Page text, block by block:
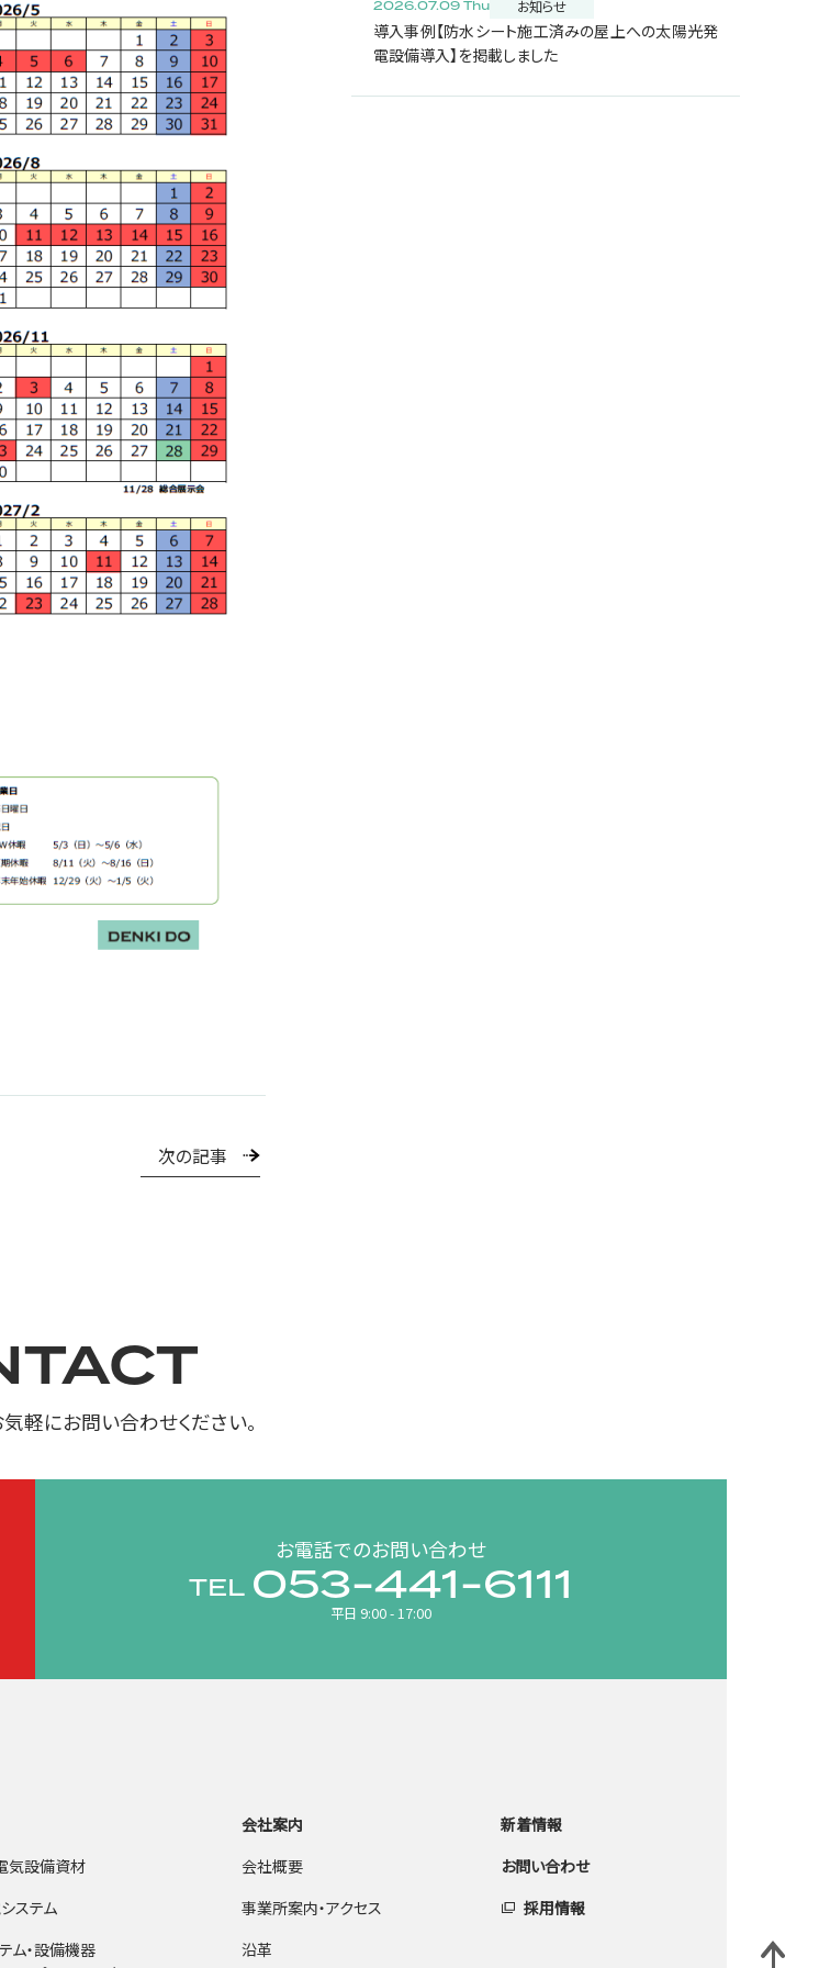
次の記事
2026.07.09 Thu お知らせ
導入事例【防水シート施工済みの屋上への太陽光発
電設備導入】を掲載しました
軽にお問い合わせください。
お電話でのお問い合わせ
TEL 053-441-6111
平日 9:00 - 17:00
気設備資材
ステム
ム・設備機器
会社案内
会社概要
事業所案内・アクセス
沿革
新着情報
お問い合わせ
採用情報